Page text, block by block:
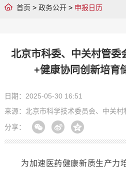
首页 > 政务公开> 申报日历
北京市科委、中关村管委
+健康协同创新培育
日期：2025-05-30 16:51
来源：北京市科学技术委员会、中关
分享：
为加速医药健康新质生产力培